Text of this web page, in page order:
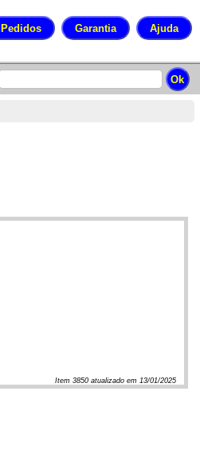
Item3850 atualizado em 13/01/2025